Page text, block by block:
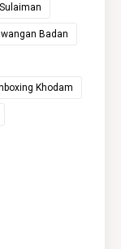
Badan
Khodam